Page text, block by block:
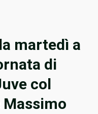
martedì a
di
col